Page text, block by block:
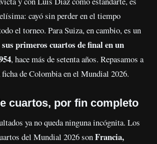
cayó sin perder en el tiempo
el torneo. Para Suiza, en cambio, es un
sus primeros cuartos de final en un
, hace más de setenta años. Repasamos a
de Colombia en el Mundial 2026.
cuartos, por fin completo
ya no queda ninguna incógnita. Los
del Mundial 2026 sonFrancia,